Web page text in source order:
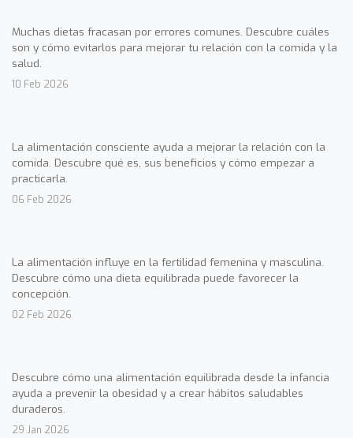
Muchas dietas fracasan por errores comunes. Descubre cuáles
son y cómo evitarlos para mejorar tu relación con la comida y la
salud.
10 Feb 2026
La alimentación consciente ayuda a mejorar la relación con la
comida. Descubre qué es, sus beneficios y cómo empezar a
practicarla.
06 Feb 2026
La alimentación influye en la fertilidad femenina y masculina.
Descubre cómo una dieta equilibrada puede favorecer la
concepción.
02 Feb 2026
Descubre cómo una alimentación equilibrada desde la infancia
ayuda a prevenir la obesidad y a crear hábitos saludables
duraderos.
29 Jan 2026